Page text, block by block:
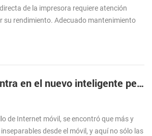
de la impresora requiere atención
su rendimiento. Adecuado mantenimiento
La impresora entra en el nuevo inteligente período--nueva impresora portátil PTP-II/BT71 será una buena opción.
de Internet móvil, se encontró que más y
desde el móvil, y aquí no sólo las